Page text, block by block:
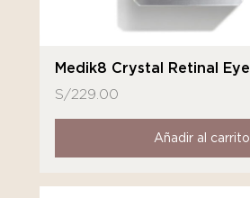
Medik8 Crystal Retinal
S/229.00
Añadir al carrito